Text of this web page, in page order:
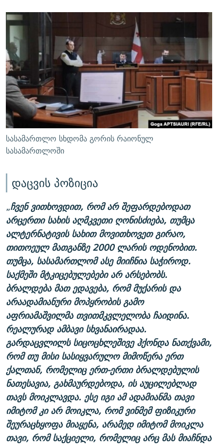
სასამართლო სხდომა გორის რაიონულ
სასამართლოში
დაცვის პოზიცია
„ჩვენ ვითხოვდით, რომ არ შეფარდებოდათ
არცერთი სახის აღმკვეთი ღონისძიება, თუმცა
ალტერნატივის სახით მოვითხოვეთ გირაო,
თითოეულ მათგანზე 2000 ლარის ოდენობით.
თუმცა, სასამართლომ ასე მიიჩნია საჭიროდ.
საქმეში მტკიცებულებები არ არსებობს.
ბრალდება მათ ედავება, რომ მუქარის და
არაადამიანური მოპყრობის გამო
აფრიამაშვილმა თვითმკვლელობა ჩაიდინა.
რეალურად ამბავი სხვანაირადაა.
გარდაცვლილს სიცოცხლეშივე ჰქონდა ნათქვამი,
რომ თუ მისი სასიყვარულო მიმოწერა ერთ
ქალთან, რომელიც ერთ-ერთი ბრალდებულის
ნათესავია, გახმაურდებოდა, ის აუცილებლად
თავს მოიკლავდა. ესე იგი ამ ადამიანმა თავი
იმიტომ კი არ მოიკლა, რომ ვინმემ ფიზიკური
შეურაცხყოფა მიაყენა, არამედ იმიტომ მოიკლა
თავი, რომ საქციელი, რომელიც არც მას მიაჩნდა